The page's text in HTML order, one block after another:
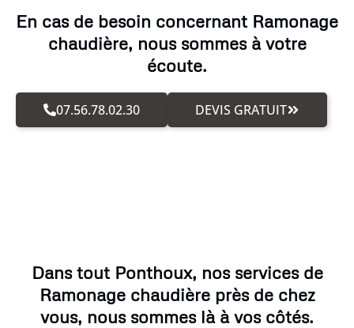
En cas de besoin concernant Ramonage
chaudière, nous sommes à votre
écoute.
07.56.78.02.30 DEVIS GRATUIT
Dans tout Ponthoux, nos services de
Ramonage chaudière près de chez
vous, nous sommes là à vos côtés.